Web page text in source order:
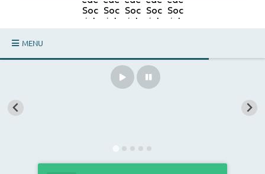
MENU
Transparência